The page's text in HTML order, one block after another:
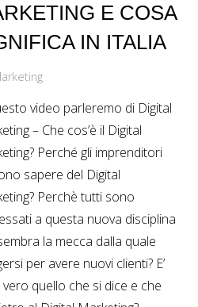
E COSA
IN ITALIA
video parleremo di Digital
– Che cos’è il Digital
Perché gli imprenditori
sapere del Digital
Perchè tutti sono
a questa nuova disciplina
la mecca dalla quale
per avere nuovi clienti? E’
quello che si dice e che